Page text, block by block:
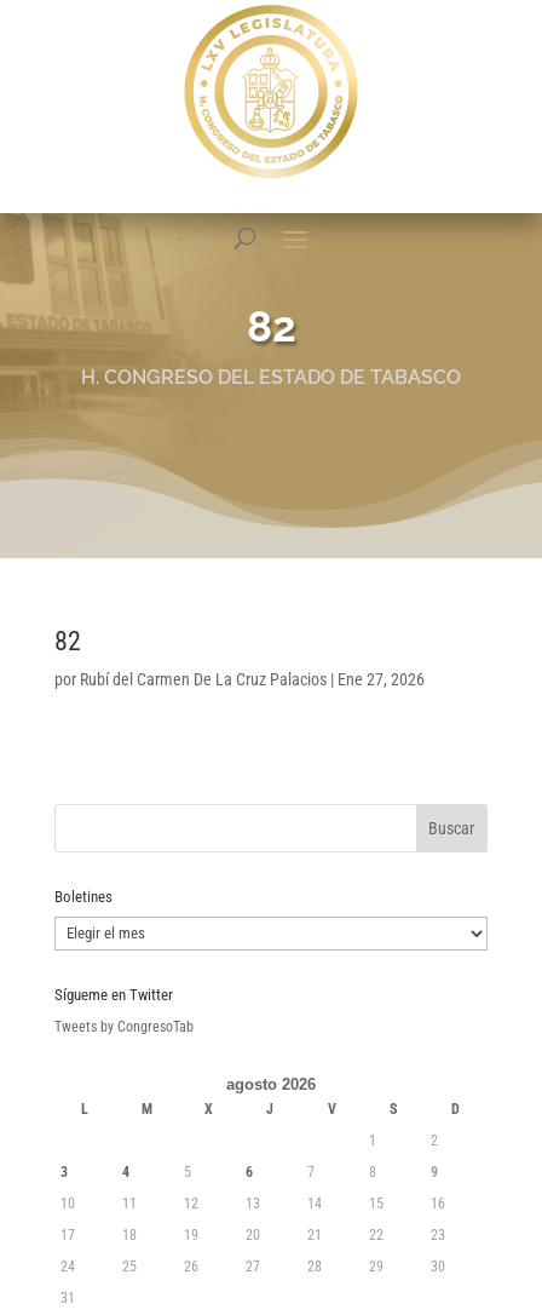
82
H. CONGRESO DEL ESTADO DE TABASCO
82
por Rubí del Carmen De La Cruz Palacios| Ene 27, 2026
Boletines
Boletines
Sígueme en Twitter
Tweets by CongresoTab
agosto 2026
L M X J V S
D
1
2
3
4 5 6 7 8
9
10
11 12 13 14 15
16
17
18 19 20 21 22
23
24
25 26 27 28 29
30
31